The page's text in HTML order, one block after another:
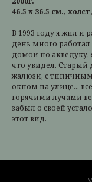
46.5 х 36.5 см.,
В 1993 году я жил и
день много работал
домой по
что увидел.
жалюзи, с
окном на улице...
горячими лучами
забыл о своей
этот вид.